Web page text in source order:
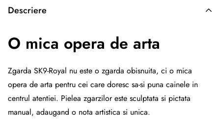
Descriere
O mica opera de arta
Zgarda SK9-Royal nu este o zgarda obisnuita, ci o mica
opera de arta pentru cei care doresc sa-si puna cainele in
centrul atentiei. Pielea zgarzilor este sculptata si pictata
manual, adaugand o nota artistica si unica.